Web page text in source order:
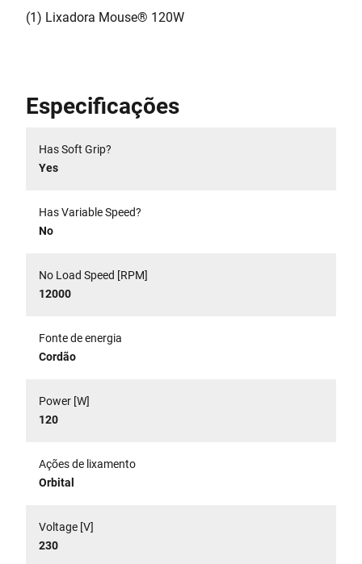
(1) Lixadora Mouse® 120W
Especificações
Has Soft Grip?
Yes
Has Variable Speed?
No
No Load Speed [RPM]
12000
Fonte de energia
Cordão
Power [W]
120
Ações de lixamento
Orbital
Voltage [V]
230